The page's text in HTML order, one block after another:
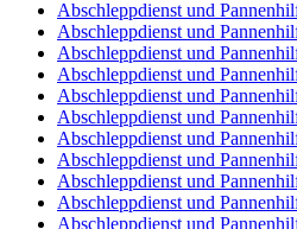
Abschleppdienst und
Abschleppdienst und
Abschleppdienst und
Abschleppdienst und
Abschleppdienst und
Abschleppdienst und
Abschleppdienst und
Abschleppdienst und
Abschleppdienst und
Abschleppdienst und
Abschleppdienst und